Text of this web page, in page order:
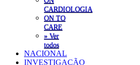
CARDIOLOGIA
ON TO
CARE
» Ver
todos
NACIONAL
INVESTIGAÇÃO